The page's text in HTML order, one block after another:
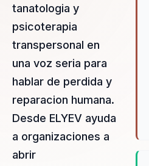
tanatologia y
psicoterapia
transpersonal en
una voz seria para
hablar de perdida y
reparacion humana.
Desde ELYEV ayuda
a organizaciones a
abrir